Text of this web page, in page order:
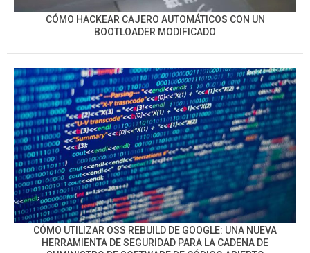
CÓMO HACKEAR CAJERO AUTOMÁTICOS CON UN
BOOTLOADER MODIFICADO
CÓMO UTILIZAR OSS REBUILD DE GOOGLE: UNA NUEVA
HERRAMIENTA DE SEGURIDAD PARA LA CADENA DE